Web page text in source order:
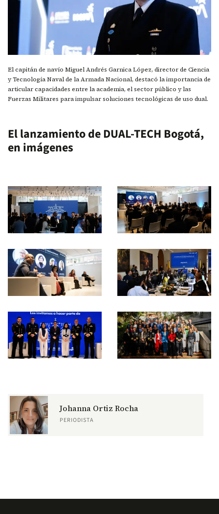
El capitán de navío Miguel Andrés Garnica López, director de Ciencia
y Tecnología Naval de la Armada Nacional, destacó la importancia de
articular capacidades entre la academia, el sector público y las
Fuerzas Militares para impulsar soluciones tecnológicas de uso dual.
El lanzamiento de DUAL-TECH Bogotá,
en imágenes
Johanna Ortiz Rocha
PERIODISTA